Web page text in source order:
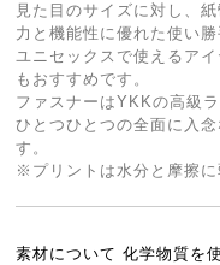
見た目のサイズに対し、
力と機能性に優れた使い
ユニセックスで使えるア
もおすすめです。
ファスナーはYKKの高級
ひとつひとつの全面に入
す。
※プリントは水分と摩擦に
素材について 化学物質を